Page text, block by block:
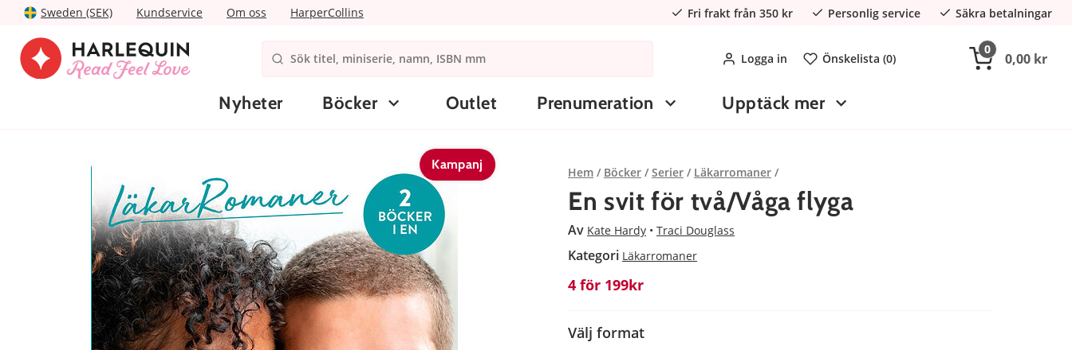
Sweden (SEK) Kundservice Om oss HarperCollins Fri frakt från 350 kr Personlig service Säkra betalningar
Logga in Önskelista (0)
0
0,00 kr
Nyheter Böcker Outlet Prenumeration Upptäck mer
Kampanj
Hem Böcker Serier Läkarromaner
En svit för två/Våga flyga
Av Kate Hardy Traci Douglass
Kategori Läkarromaner
4 för 199kr
Välj format